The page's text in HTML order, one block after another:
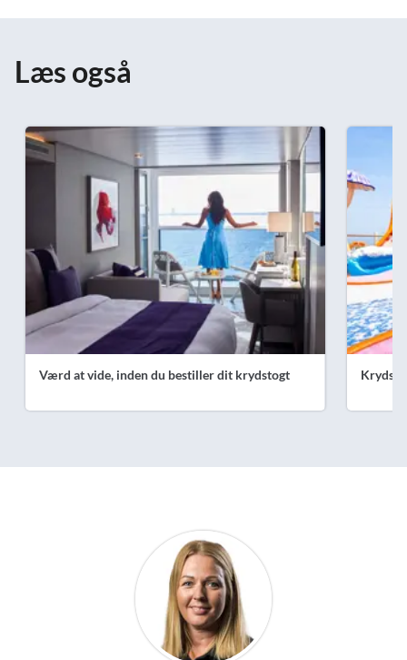
Læs også
Værd at vide, inden du bestiller dit krydstogt